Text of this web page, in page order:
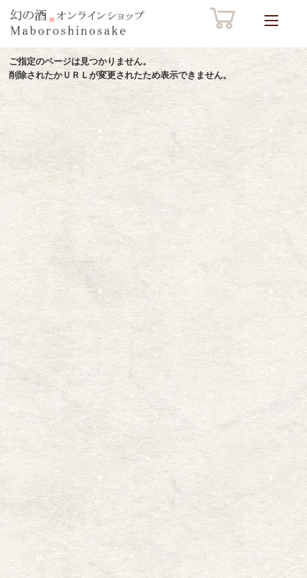
ご指定のページは見つかりません。
削除されたかＵＲＬが変更されたため表示できません。